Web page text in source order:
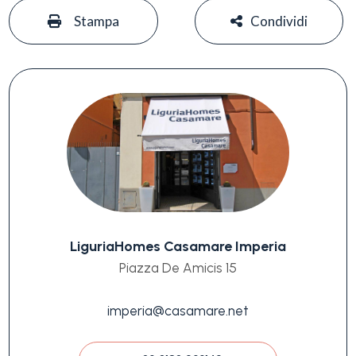
Stampa Condividi
LiguriaHomes Casamare Imperia
Piazza De Amicis 15
imperia@casamare.net